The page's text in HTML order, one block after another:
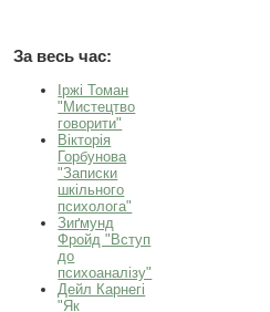
За весь час:
Іржі Томан
"Мистецтво
говорити"
Вікторія
Горбунова
"Записки
шкільного
психолога"
Зиґмунд
Фройд "Вступ
до
психоаналізу"
Дейл Карнегі
"Як